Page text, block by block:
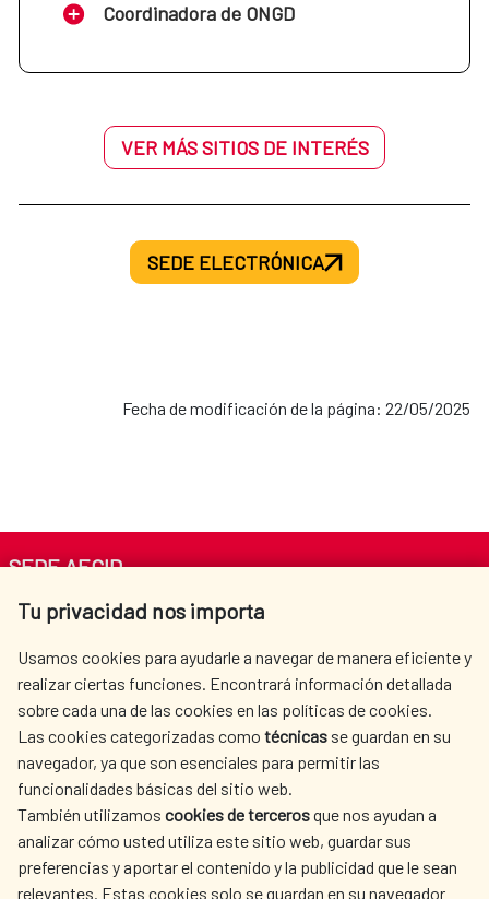
Coordinadora de ONGD
VER MÁS SITIOS DE INTERÉS
SEDE ELECTRÓNICA
Fecha de modificación de la página: 22/05/2025
Tu privacidad nos importa
Usamos cookies para ayudarle a navegar de manera eficiente y
realizar ciertas funciones. Encontrará información detallada
sobre cada una de las cookies en las políticas de cookies.
Las cookies categorizadas como técnicas se guardan en su
navegador, ya que son esenciales para permitir las
funcionalidades básicas del sitio web.
También utilizamos cookies de tercerosque nos ayudan a
analizar cómo usted utiliza este sitio web, guardar sus
preferencias y aportar el contenido y la publicidad que le sean
relevantes. Estas cookies solo se guardan en su navegador
SEDE AECID
Av. Reyes Católicos 4 - 28040 Madrid
centro.informacion@aecid.es
LA AECID
DÓNDE COOPERAMOS
ACCIÓN HUMANITARIA
SALA DE PRENSA
CULTURA Y CIENCIA
BIBLIOTECA